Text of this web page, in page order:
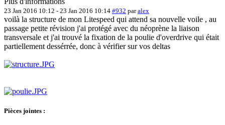
23 Jan 2016 10:12 - 23 Jan 2016 10:14 #932 paralex
voilà la structure de mon Litespeed qui attend sa nouvelle voile , au
passage petite révision j'ai protégé avec du néoprène la liaison
transversale et j'ai trouvé la fixation de la poulie d'overdrive qui était
partiellement dessérrée, donc à vérifier sur vos deltas
Pièces jointes :